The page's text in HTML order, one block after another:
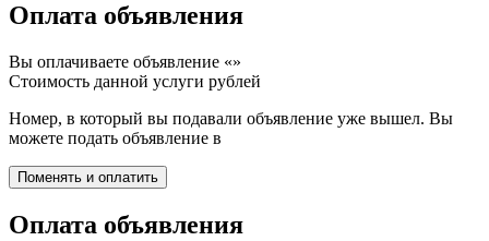
Оплата объявления
Вы оплачиваете объявление «»
Стоимость данной услуги рублей
Номер, в который вы подавали объявление уже вышел. Вы
можете подать объявление в
Оплата объявления